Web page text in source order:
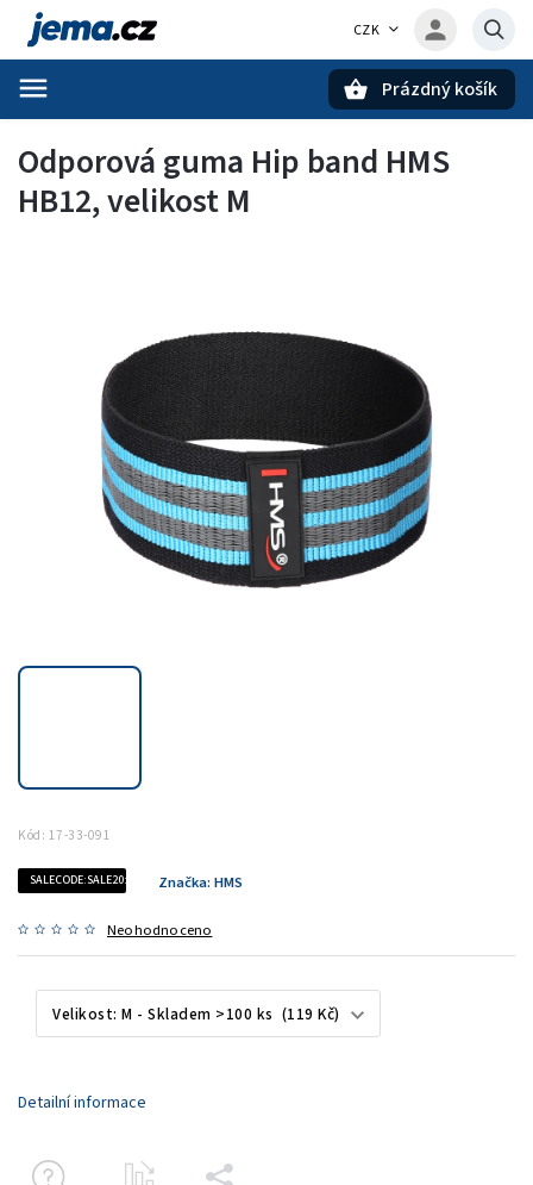
CZK
Prázdný košík
Odporová guma Hip band HMS
HB12, velikost M
Kód: 17-33-091
SALECODE:SALE20:20:%
Neohodnoceno
Značka: HMS
Detailní informace